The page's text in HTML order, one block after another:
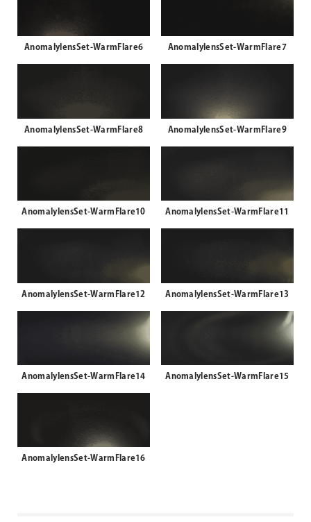
AnomalylensSet-WarmFlare6 AnomalylensSet-WarmFlare7
AnomalylensSet-WarmFlare8 AnomalylensSet-WarmFlare9
AnomalylensSet-WarmFlare10 AnomalylensSet-WarmFlare11
AnomalylensSet-WarmFlare12 AnomalylensSet-WarmFlare13
AnomalylensSet-WarmFlare14 AnomalylensSet-WarmFlare15
AnomalylensSet-WarmFlare16